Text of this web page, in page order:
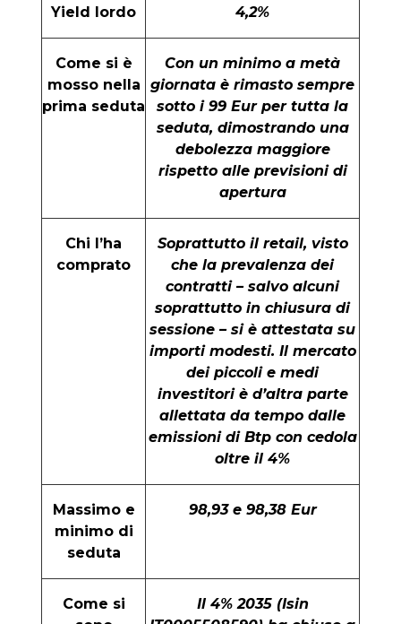
Yield lordo 4,2%
Come si è
mosso nella
prima seduta
Con un minimo a metà
giornata è rimasto sempre
sotto i 99 Eur per tutta la
seduta, dimostrando una
debolezza maggiore
rispetto alle previsioni di
apertura
Chi l’ha
comprato
Soprattutto il retail, visto
che la prevalenza dei
contratti – salvo alcuni
soprattutto in chiusura di
sessione – si è attestata su
importi modesti. Il mercato
dei piccoli e medi
investitori è d’altra parte
allettata da tempo dalle
emissioni di Btp con cedola
oltre il 4%
Massimo e
minimo di
seduta
98,93 e 98,38 Eur
Come si
Il 4% 2035 (Isin